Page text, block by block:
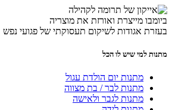
ביומבו מייצרת ואורזת את מוצריה
בעזרת אגודות לשיקום תעסוקתי של פגועי נפש
מתנות למי שיש לו הכל
מתנות יום הולדת עגול
מתנות לבר / בת מצווה
מתנות לגבר ולאישה